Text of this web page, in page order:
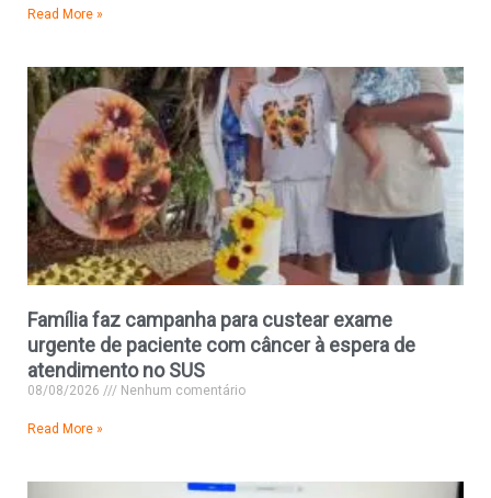
Read More »
Família faz campanha para custear exame
urgente de paciente com câncer à espera de
atendimento no SUS
08/08/2026 Nenhum comentário
Read More »